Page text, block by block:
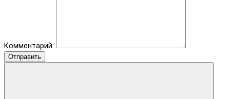
Комментарий:
Отправить